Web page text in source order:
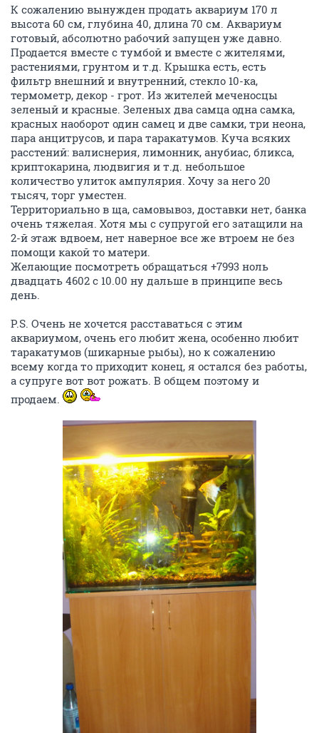
К сожалению вынужден продать аквариум 170 л
высота 60 см, глубина 40, длина 70 см. Аквариум
готовый, абсолютно рабочий запущен уже давно.
Продается вместе с тумбой и вместе с жителями,
растениями, грунтом и т.д. Крышка есть, есть
фильтр внешний и внутренний, стекло 10-ка,
термометр, декор - грот. Из жителей меченосцы
зеленый и красные. Зеленых два самца одна самка,
красных наоборот один самец и две самки, три неона,
пара анцитрусов, и пара таракатумов. Куча всяких
расстений: валиснерия, лимонник, анубиас, бликса,
криптокарина, людвигия и т.д. небольшое
количество улиток ампулярия. Хочу за него 20
тысяч, торг уместен.
Территориально в ща, самовывоз, доставки нет, банка
очень тяжелая. Хотя мы с супругой его затащили на
2-й этаж вдвоем, нет наверное все же втроем не без
помощи какой то матери.
Желающие посмотреть обращаться +7993 ноль
двадцать 4602 с 10.00 ну дальше в принципе весь
день.
P.S. Очень не хочется расставаться с этим
аквариумом, очень его любит жена, особенно любит
таракатумов (шикарные рыбы), но к сожалению
всему когда то приходит конец, я остался без работы,
а супруге вот вот рожать. В общем поэтому и
продаем.